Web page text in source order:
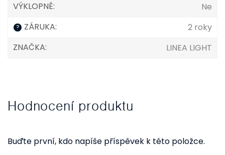
VÝKLOPNÉ: Ne
? ZÁRUKA:
2 roky
ZNAČKA: LINEA LIGHT
Hodnocení produktu
Buďte první, kdo napíše příspěvek k této položce.